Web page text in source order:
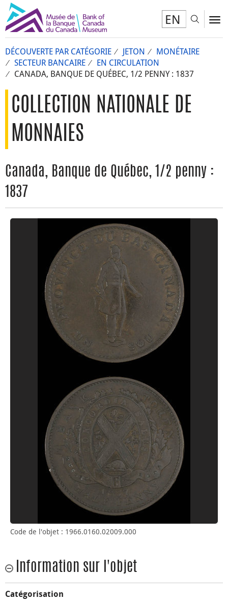
EN
DÉCOUVERTE PAR CATÉGORIE JETON
MONÉTAIRE
SECTEUR BANCAIRE
EN CIRCULATION
CANADA, BANQUE DE QUÉBEC, 1/2 PENNY : 1837
COLLECTION NATIONALE DE
MONNAIES
Canada, Banque de Québec, 1/2 penny :
1837
Code de l'objet : 1966.0160.02009.000
Information sur l'objet
Catégorisation